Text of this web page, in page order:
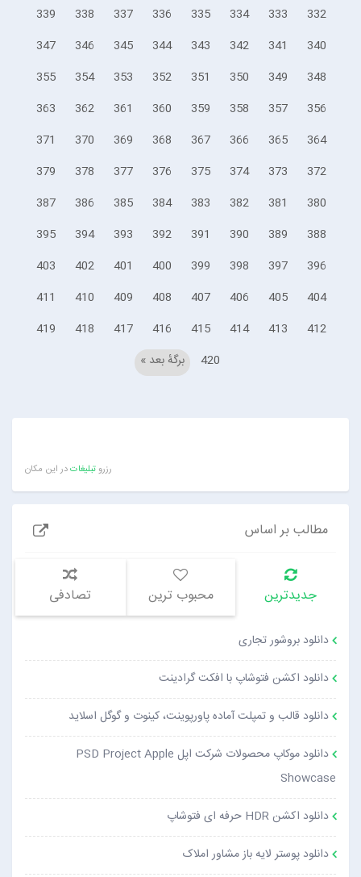
332
333
334
335
336
337
338
339
340
341
342
343
344
345
346
347
348
349
350
351
352
353
354
355
356
357
358
359
360
361
362
363
364
365
366
367
368
369
370
371
372
373
374
375
376
377
378
379
380
381
382
383
384
385
386
387
388
389
390
391
392
393
394
395
396
397
398
399
400
401
402
403
404
405
406
407
408
409
410
411
412
413
414
415
416
417
418
419
420
برگهٔ بعد »
رزروتبلیغاتدر این مکان
مطالب بر اساس
جدیدترین محبوب ترین تصادفی
دانلود بروشور تجاری
دانلود اکشن فتوشاپ با افکت گرادینت
دانلود قالب و تمپلت آماده پاورپوینت، کینوت و گوگل اسلاید
دانلود موکاپ محصولات شرکت اپل PSD Project Apple
Showcase
دانلود اکشن HDR حرفه ای فتوشاپ
دانلود پوستر لایه باز مشاور املاک